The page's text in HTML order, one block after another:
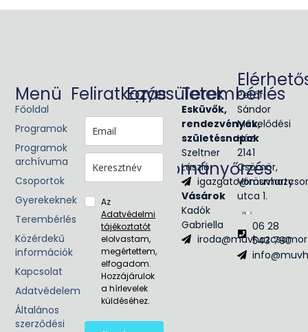
Petőfi
Sándor
Művelődési
Ház
2141
Csömör,
Vörösmarty
utca 1.
543 790
Terembérlés
Esküvők,
rendezvények,
születésnapok
Szeltner
László
Vásárok
Kadók
Gabriella
iroda@muvhazcsomor.hu
Egyesületek
Glória Victis
Hagyományőrzés
Néptánc
Népzene
Feliratkozás
Adatvédelmi
tájékoztatót
elolvastam,
megértettem,
elfogadom.
Hozzájárulok
a hírlevelek
küldéséhez.
Feliratkozom
Főoldal
Programok
Programok
archívuma
Csoportok
Gyerekeknek
Terembérlés
Közérdekű
információk
Kapcsolat
Adatvédelem
Általános
szerződési
feltételek